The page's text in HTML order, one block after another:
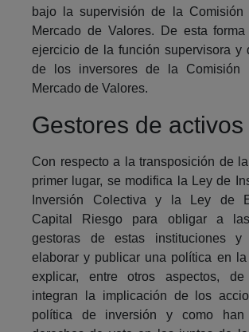
bajo la supervisión de la Comisión
Mercado de Valores. De esta
ejercicio de la función supervisora y
de los inversores de la Comisión
Mercado de Valores.
Gestores de activos
Con respecto a la transposición de
primer lugar, se modifica la Ley de
Inversión Colectiva y la Ley de
Capital Riesgo para obligar a
gestoras de estas instituciones y
elaborar y publicar una política en
explicar, entre otros aspectos,
integran la implicación de los
política de inversión y como han